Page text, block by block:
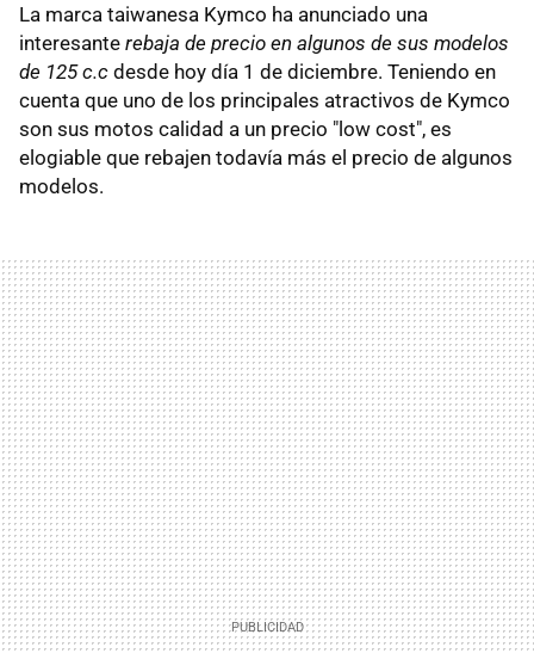
La marca taiwanesa Kymco ha anunciado una
interesante rebaja de precio en algunos de sus modelos
de 125 c.c desde hoy día 1 de diciembre. Teniendo en
cuenta que uno de los principales atractivos de Kymco
son sus motos calidad a un precio "low cost", es
elogiable que rebajen todavía más el precio de algunos
modelos.